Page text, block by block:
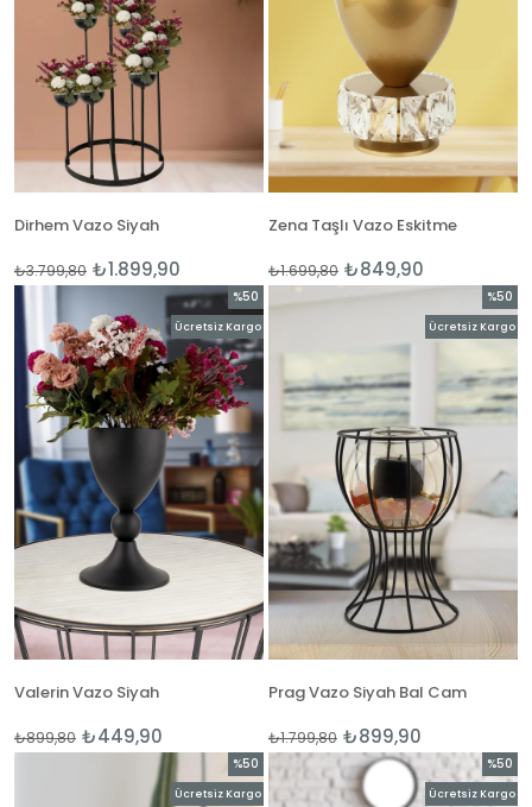
Dirhem Vazo Siyah
₺1.899,90
₺3.799,80
Zena Taşlı Vazo Eskitme
₺849,90
₺1.699,80
Valerin Vazo Siyah
₺449,90
₺899,80
%50
İndirim
%50İndirim
Ücretsiz Kargo
Prag Vazo Siyah Bal Cam
₺899,90
₺1.799,80
%50
İndirim
Ücretsiz Kargo
%50
İndirim
Ücretsiz Kargo
%50
İndirim
Ücretsiz Kargo